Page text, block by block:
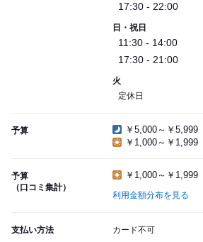
17:30 - 22:00
日・祝日
11:30 - 14:00
17:30 - 21:00
火
定休日
予算
￥5,000～￥5,999
￥1,000～￥1,999
予算
（口コミ集計）
￥1,000～￥1,999
利用金額分布を見る
支払い方法 カード不可